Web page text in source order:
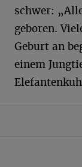
schwer:
geboren.
Geburt an
einem